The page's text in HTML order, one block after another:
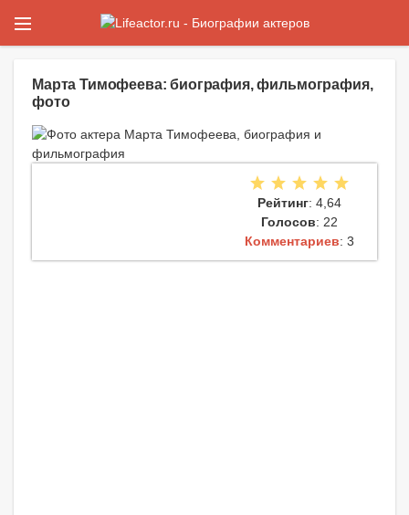
Марта Тимофеева: биография, фильмография,
фото
Рейтинг: 4,64
Голосов: 22
Комментариев: 3